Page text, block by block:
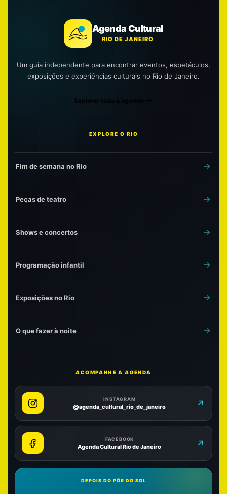
Agenda Cultural
RIO DE JANEIRO
Um guia independente para encontrar eventos, espetáculos,
exposições e experiências culturais no Rio de Janeiro.
Explorar toda a agenda
EXPLORE O RIO
Fim de semana no Rio
Peças de teatro
Shows e concertos
Programação infantil
Exposições no Rio
O que fazer à noite
ACOMPANHE A AGENDA
INSTAGRAM
@agenda_cultural_rio_de_janeiro
FACEBOOK
Agenda Cultural Rio de Janeiro
DEPOIS DO PÔR DO SOL